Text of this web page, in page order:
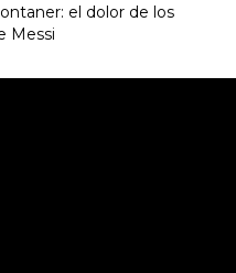
el dolor de los
Messi